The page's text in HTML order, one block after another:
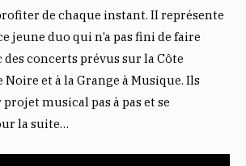
de chaque instant. II représente
jeune duo qui n’a pas fini de faire
concerts prévus sur la Côte
Noire et à la Grange à Musique. Ils
musical pas à pas et se
la suite…